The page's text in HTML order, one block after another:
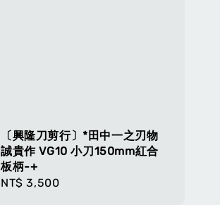
〔興隆刀剪行〕*田中一之刃物
誠貴作 VG10 小刀150mm紅合
板柄-+
Regular
NT$ 3,500